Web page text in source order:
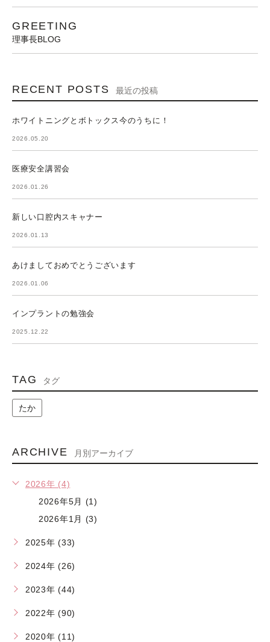
GREETING
理事長BLOG
RECENT POSTS 最近の投稿
ホワイトニングとボトックス今のうちに！
2026.05.20
医療安全講習会
2026.01.26
新しい口腔内スキャナー
2026.01.13
あけましておめでとうございます
2026.01.06
インプラントの勉強会
2025.12.22
TAG タグ
たか
ARCHIVE 月別アーカイブ
2026年 (4)
2026年5月 (1)
2026年1月 (3)
2025年 (33)
2024年 (26)
2023年 (44)
2022年 (90)
2020年 (11)